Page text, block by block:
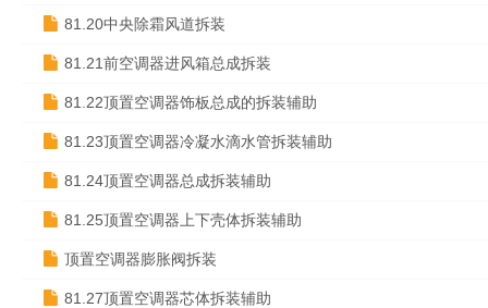
81.20中央除霜风道拆装
81.21前空调器进风箱总成拆装
81.22顶置空调器饰板总成的拆装辅助
81.23顶置空调器冷凝水滴水管拆装辅助
81.24顶置空调器总成拆装辅助
81.25顶置空调器上下壳体拆装辅助
顶置空调器膨胀阀拆装
81.27顶置空调器芯体拆装辅助